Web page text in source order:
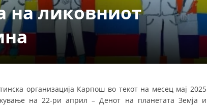
ПРИРАЧНИЦИ
БРОШУРИ
на ликовниот
организација Карпош во текот на месец мај 2025
на 22-ри април – Денот на планетата Земја и